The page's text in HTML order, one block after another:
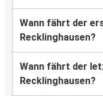
Wann fährt der
Recklinghausen?
Wann fährt der
Recklinghausen?